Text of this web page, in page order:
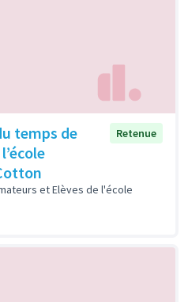
temps de
Retenue
et Elèves de l'école